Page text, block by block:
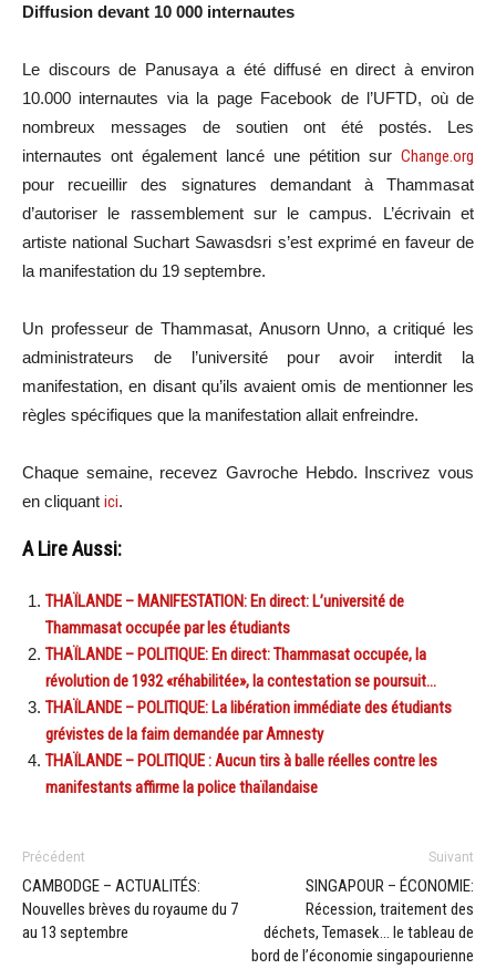
Diffusion devant 10 000 internautes
Le discours de Panusaya a été diffusé en direct à environ
10.000 internautes via la page Facebook de l’UFTD, où de
nombreux messages de soutien ont été postés. Les
internautes ont également lancé une pétition sur Change.org
pour recueillir des signatures demandant à Thammasat
d’autoriser le rassemblement sur le campus. L’écrivain et
artiste national Suchart Sawasdsri s’est exprimé en faveur de
la manifestation du 19 septembre.
Un professeur de Thammasat, Anusorn Unno, a critiqué les
administrateurs de l’université pour avoir interdit la
manifestation, en disant qu’ils avaient omis de mentionner les
règles spécifiques que la manifestation allait enfreindre.
Chaque semaine, recevez Gavroche Hebdo. Inscrivez vous
en cliquant ici.
A Lire Aussi:
THAÏLANDE – MANIFESTATION: En direct: L’université de
Thammasat occupée par les étudiants
THAÏLANDE – POLITIQUE: En direct: Thammasat occupée, la
révolution de 1932 «réhabilitée», la contestation se poursuit…
THAÏLANDE – POLITIQUE: La libération immédiate des étudiants
grévistes de la faim demandée par Amnesty
THAÏLANDE – POLITIQUE : Aucun tirs à balle réelles contre les
manifestants affirme la police thaïlandaise
Précédent
CAMBODGE – ACTUALITÉS:
Nouvelles brèves du royaume du 7
au 13 septembre
Suivant
SINGAPOUR – ÉCONOMIE:
Récession, traitement des
déchets, Temasek… le tableau de
bord de l’économie singapourienne